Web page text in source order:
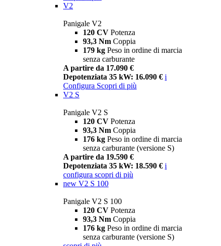
V2
Panigale V2
120 CV Potenza
93,3 Nm Coppia
179 kg Peso in ordine di marcia
senza carburante
A partire da 17.090 €
Depotenziata 35 kW: 16.090 € i
Configura Scopri di più
V2 S
Panigale V2 S
120 CV Potenza
93,3 Nm Coppia
176 kg Peso in ordine di marcia
senza carburante (versione S)
A partire da 19.590 €
Depotenziata 35 kW: 18.590 € i
configura scopri di più
new V2 S 100
Panigale V2 S 100
120 CV Potenza
93,3 Nm Coppia
176 kg Peso in ordine di marcia
senza carburante (versione S)